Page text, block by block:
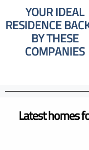
YOUR IDEAL
RESIDENCE
BY THESE
COMPANIES
Latest homes